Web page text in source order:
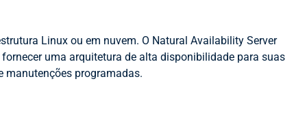
Linux ou em nuvem. O Natural Availability Server
uma arquitetura de alta disponibilidade para suas
manutenções programadas.